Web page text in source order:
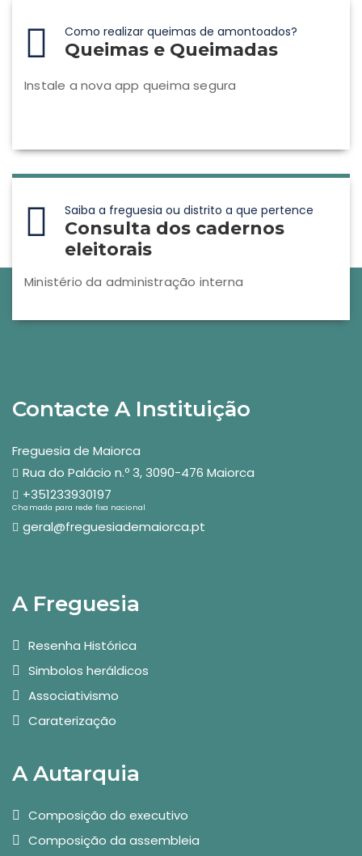
Como realizar queimas de amontoados?
Queimas e Queimadas
Instale a nova app queima segura
Saiba a freguesia ou distrito a que pertence
Consulta dos cadernos
eleitorais
Ministério da administração interna
Contacte A Instituição
Freguesia de Maiorca
Rua do Palácio n.º 3, 3090-476 Maiorca
+351233930197
Chamada para rede fixa nacional
geral@freguesiademaiorca.pt
A Freguesia
Resenha Histórica
Simbolos heráldicos
Associativismo
Caraterização
A Autarquia
Composição do executivo
Composição da assembleia